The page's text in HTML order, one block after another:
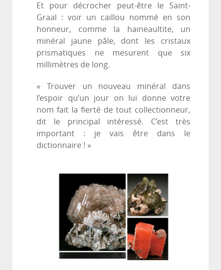
Et pour décrocher peut-être le Saint-
Graal : voir un caillou nommé en son
honneur, comme la haineaultite, un
minéral jaune pâle, dont les cristaux
prismatiques ne mesurent que six
millimètres de long.
« Trouver un nouveau minéral dans
l’espoir qu’un jour on lui donne votre
nom fait la fierté de tout collectionneur,
dit le principal intéressé. C’est très
important : je vais être dans le
dictionnaire ! »